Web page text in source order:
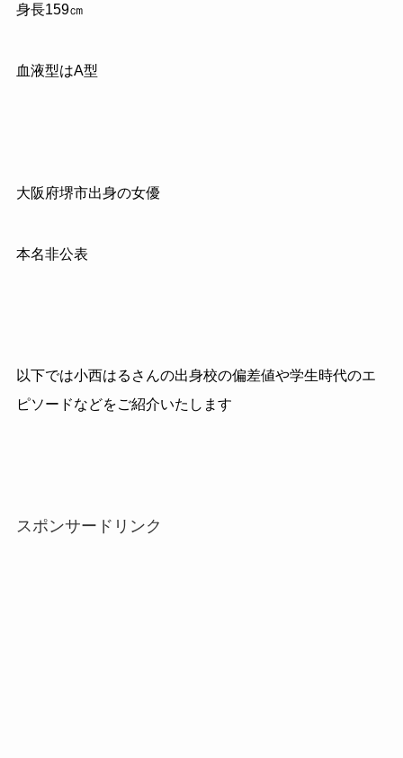
身長159㎝
血液型はA型
大阪府堺市出身の女優
本名非公表
以下では小西はるさんの出身校の偏差値や学生時代のエ
ピソードなどをご紹介いたします
スポンサードリンク